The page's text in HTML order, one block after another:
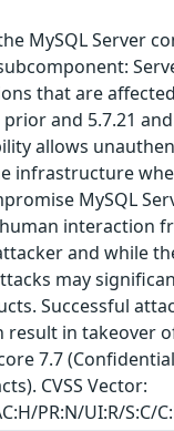
MySQL Server
that are
prior and 5.7.21
allows
infrastructure
MySQL
interaction
and while
may
Successful
in takeover
7.7
CVSS Vector:
PR:N/UI:R/S:C/